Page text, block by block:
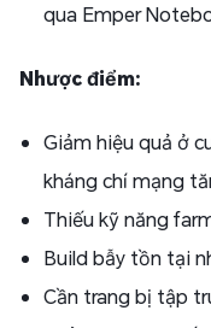
qua Emper
Nhược điểm:
Giảm hiệu quả ở
kháng chí mạng
Thiếu kỹ năng
Build bẫy tồn tại
Cần trang bị tập